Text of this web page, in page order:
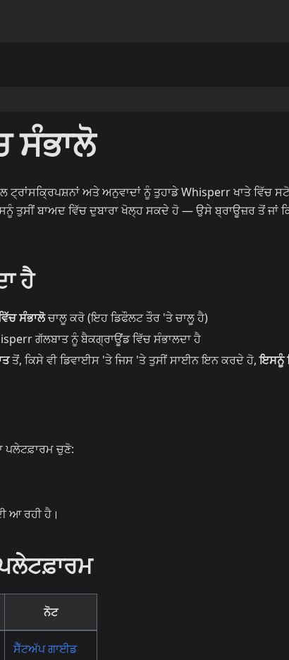
ਸੰਭਾਲੋ
ਅਤੇ ਅਨੁਵਾਦਾਂ ਨੂੰ ਤੁਹਾਡੇ Whisperr ਖਾਤੇ ਵਿੱਚ
ਤੁਸੀਂ ਬਾਅਦ ਵਿੱਚ ਦੁਬਾਰਾ ਖੋਲ੍ਹ ਸਕਦੇ ਹੋ — ਉਸੇ ਬ੍ਰਾਊਜ਼ਰ ਤੋਂ ਜਾਂ
ਹੈ
ਸੰਭਾਲੋਚਾਲੂ ਕਰੋ (ਇਹ ਡਿਫੌਲਟ ਤੌਰ 'ਤੇ ਚਾਲੂ ਹੈ)
ਗੱਲਬਾਤ ਨੂੰ ਬੈਕਗ੍ਰਾਊਂਡ ਵਿੱਚ ਸੰਭਾਲਦਾ ਹੈ
ਤੋਂ, ਕਿਸੇ ਵੀ ਡਿਵਾਈਸ 'ਤੇ ਜਿਸ 'ਤੇ ਤੁਸੀਂ ਸਾਈਨ ਇਨ ਕਰਦੇ ਹੋ,ਇਸਨੂੰ
ਚੁਣੋ:
ਆ ਰਹੀ ਹੈ।
ਨੋਟ
ਸੈੱਟਅੱਪ ਗਾਈਡ